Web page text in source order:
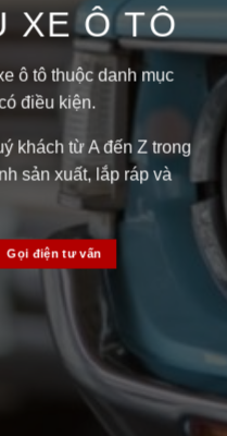
XE Ô TÔ
ô tô thuộc danh mục
điều kiện.
khách từ A đến Z trong
sản xuất, lắp ráp và
Gọi điện tư vấn